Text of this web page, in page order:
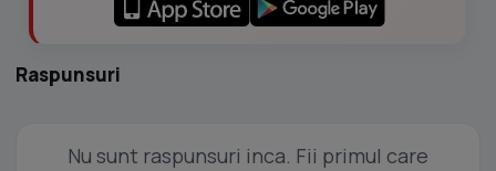
Raspunsuri
Nu sunt raspunsuri inca. Fii primul care